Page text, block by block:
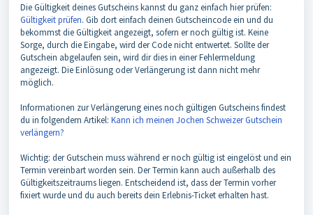
Die Gültigkeit deines Gutscheins kannst du ganz einfach hierprüfen:
Gültigkeit prüfen. Gib dort einfach deinen Gutscheincode ein und du
bekommst die Gültigkeit angezeigt, sofern er noch gültig ist. Keine
Sorge, durch die Eingabe, wird der Code nicht entwertet. Sollte der
Gutschein abgelaufen sein, wird dir dies in einer Fehlermeldung
angezeigt. Die Einlösung oder Verlängerung ist dann nicht mehr
möglich.
Informationen zur Verlängerung eines noch gültigen Gutscheins findest
du in folgendem Artikel: Kann ich meinen Jochen Schweizer Gutschein
verlängern?
Wichtig: der Gutschein muss während er noch gültig ist eingelöst und ein
Termin vereinbart worden sein. Der Termin kann auch außerhalb des
Gültigkeitszeitraums liegen. Entscheidend ist, dass der Termin vorher
fixiert wurde und du auch bereits dein Erlebnis-Ticket erhalten hast.